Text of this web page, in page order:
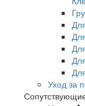
Уход за